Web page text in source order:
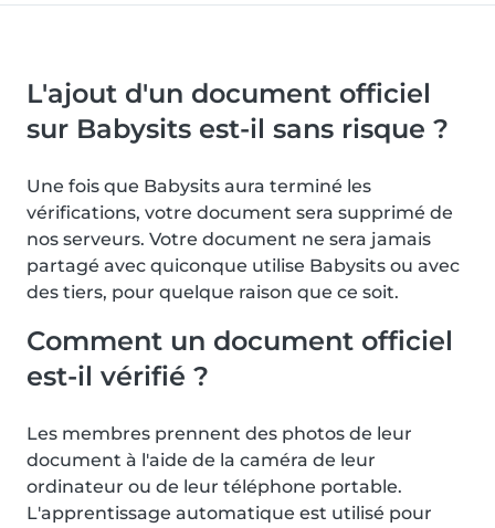
L'ajout d'un document officiel
sur Babysits est-il sans risque ?
Une fois que Babysits aura terminé les
vérifications, votre document sera supprimé de
nos serveurs. Votre document ne sera jamais
partagé avec quiconque utilise Babysits ou avec
des tiers, pour quelque raison que ce soit.
Comment un document officiel
est-il vérifié ?
Les membres prennent des photos de leur
document à l'aide de la caméra de leur
ordinateur ou de leur téléphone portable.
L'apprentissage automatique est utilisé pour